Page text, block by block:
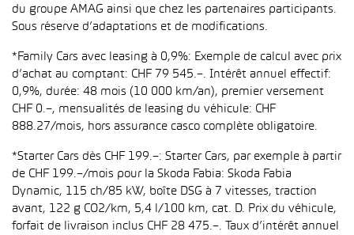
du groupe AMAG ainsi que chez les partenaires participants.
Sous réserve d’adaptations et de modifications.
*Family Cars avec leasing à 0,9%: Exemple de calcul avec prix
d’achat au comptant: CHF 79 545.–. Intérêt annuel effectif:
0,9%, durée: 48 mois (10 000 km/an), premier versement
CHF 0.–, mensualités de leasing du véhicule: CHF
888.27/mois, hors assurance casco complète obligatoire.
*Starter Cars dès CHF 199.–: Starter Cars, par exemple à partir
de CHF 199.–/mois pour la Skoda Fabia: Skoda Fabia
Dynamic, 115 ch/85 kW, boîte DSG à 7 vitesses, traction
avant, 122 g CO2/km, 5,4 l/100 km, cat. D. Prix du véhicule,
forfait de livraison inclus CHF 28 475.–. Taux d’intérêt annuel